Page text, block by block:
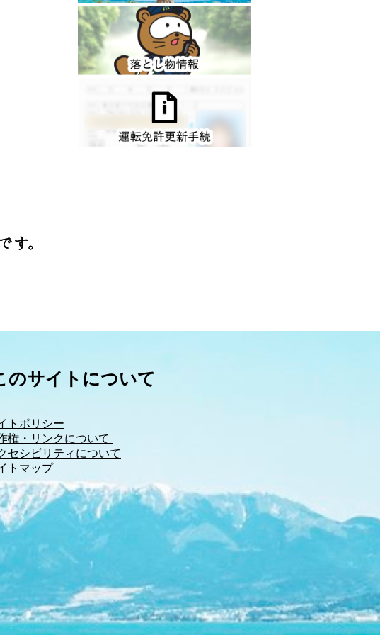
のサイトについて
トポリシー
権・リンクについて
セシビリティについて
トマップ